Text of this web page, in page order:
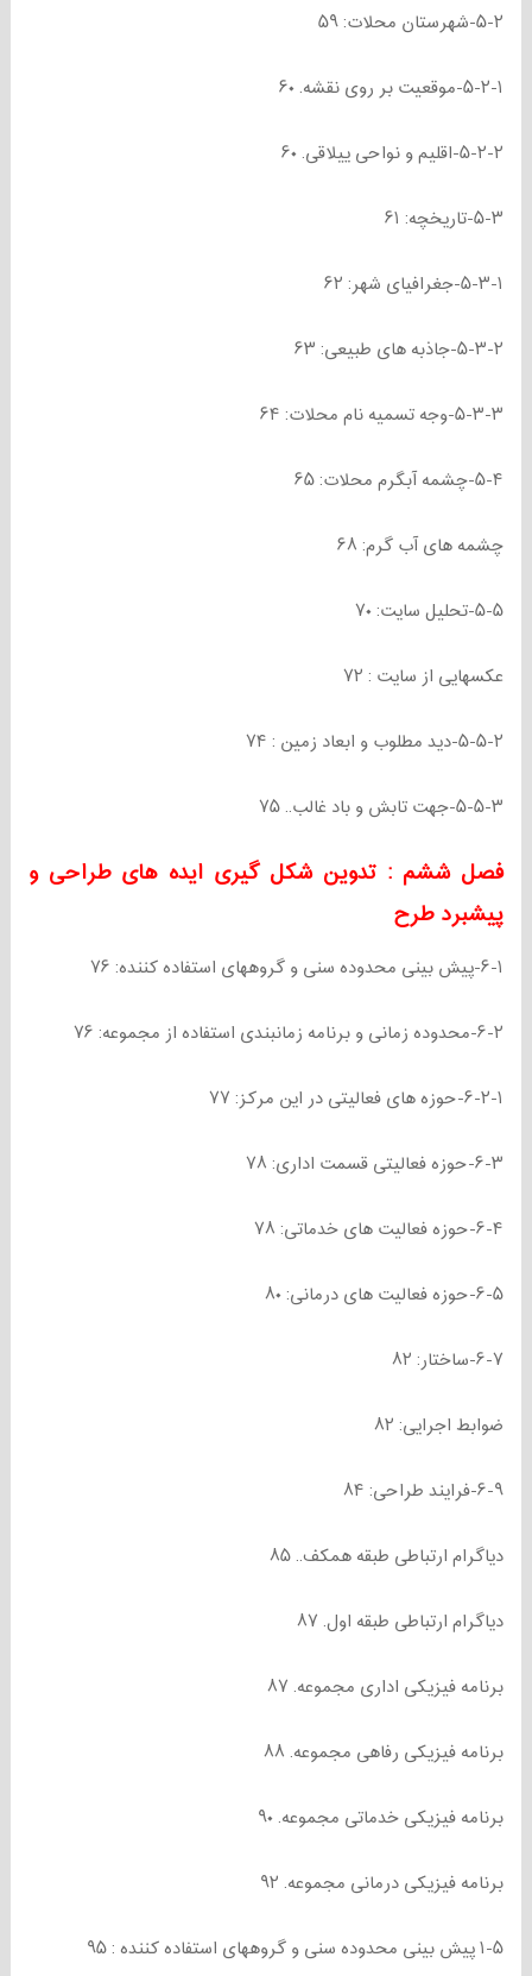
۵-۲-شهرستان محلات: ۵۹
۵-۲-۱-موقعیت بر روی نقشه. ۶۰
۵-۲-۲-اقلیم و نواحی ییلاقی. ۶۰
۵-۳-تاریخچه: ۶۱
۵-۳-۱-جغرافیای شهر: ۶۲
۵-۳-۲-جاذبه های طبیعی: ۶۳
۵-۳-۳-وجه تسمیه نام محلات: ۶۴
۵-۴-چشمه آبگرم محلات: ۶۵
چشمه های آب گرم: ۶۸
۵-۵-تحلیل سایت: ۷۰
عکسهایی از سایت : ۷۲
۵-۵-۲-دید مطلوب و ابعاد زمین : ۷۴
۵-۵-۳-جهت تابش و باد غالب.. ۷۵
فصل ششم : تدوین شکل گیری ایده های طراحی و
پیشبرد طرح
۶-۱-پیش بینی محدوده سنی و گروههای استفاده کننده: ۷۶
۶-۲-محدوده زمانی و برنامه زمانبندی استفاده از مجموعه: ۷۶
۶-۲-۱-حوزه های فعالیتی در این مرکز: ۷۷
۶-۳-حوزه فعالیتی قسمت اداری: ۷۸
۶-۴-حوزه فعالیت های خدماتی: ۷۸
۶-۵-حوزه فعالیت های درمانی: ۸۰
۶-۷-ساختار: ۸۲
ضوابط اجرایی: ۸۲
۶-۹-فرایند طراحی: ۸۴
دیاگرام ارتباطی طبقه همکف.. ۸۵
دیاگرام ارتباطی طبقه اول. ۸۷
برنامه فیزیکی اداری مجموعه. ۸۷
برنامه فیزیکی رفاهی مجموعه. ۸۸
برنامه فیزیکی خدماتی مجموعه. ۹۰
برنامه فیزیکی درمانی مجموعه. ۹۲
۱-۵ پیش بینی محدوده سنی و گروههای استفاده کننده : ۹۵